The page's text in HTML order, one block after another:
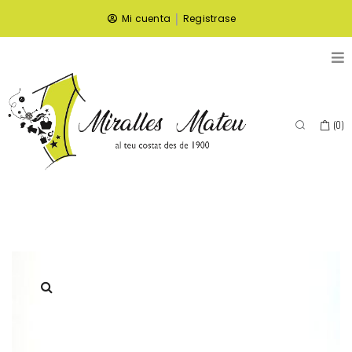
Mi cuenta | Registrase
(0)